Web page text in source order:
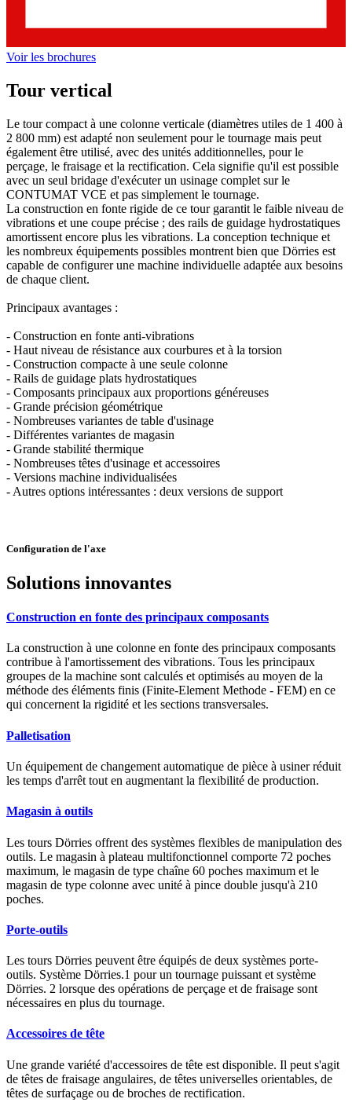
Voir les brochures
Tour vertical
Le tour compact à une colonne verticale (diamètres utiles de 1 400 à
2 800 mm) est adapté non seulement pour le tournage mais peut
également être utilisé, avec des unités additionnelles, pour le
perçage, le fraisage et la rectification. Cela signifie qu'il est possible
avec un seul bridage d'exécuter un usinage complet sur le
CONTUMAT VCE et pas simplement le tournage.
La construction en fonte rigide de ce tour garantit le faible niveau de
vibrations et une coupe précise ; des rails de guidage hydrostatiques
amortissent encore plus les vibrations. La conception technique et
les nombreux équipements possibles montrent bien que Dörries est
capable de configurer une machine individuelle adaptée aux besoins
de chaque client.
Principaux avantages :
- Construction en fonte anti-vibrations
- Haut niveau de résistance aux courbures et à la torsion
- Construction compacte à une seule colonne
- Rails de guidage plats hydrostatiques
- Composants principaux aux proportions généreuses
- Grande précision géométrique
- Nombreuses variantes de table d'usinage
- Différentes variantes de magasin
- Grande stabilité thermique
- Nombreuses têtes d'usinage et accessoires
- Versions machine individualisées
- Autres options intéressantes : deux versions de support
Configuration de l'axe
Solutions innovantes
Construction en fonte des principaux composants
La construction à une colonne en fonte des principaux composants
contribue à l'amortissement des vibrations. Tous les principaux
groupes de la machine sont calculés et optimisés au moyen de la
méthode des éléments finis (Finite-Element Methode - FEM) en ce
qui concernent la rigidité et les sections transversales.
Palletisation
Un équipement de changement automatique de pièce à usiner réduit
les temps d'arrêt tout en augmentant la flexibilité de production.
Magasin à outils
Les tours Dörries offrent des systèmes flexibles de manipulation des
outils. Le magasin à plateau multifonctionnel comporte 72 poches
maximum, le magasin de type chaîne 60 poches maximum et le
magasin de type colonne avec unité à pince double jusqu'à 210
poches.
Porte-outils
Les tours Dörries peuvent être équipés de deux systèmes porte-
outils. Système Dörries.1 pour un tournage puissant et système
Dörries. 2 lorsque des opérations de perçage et de fraisage sont
nécessaires en plus du tournage.
Accessoires de tête
Une grande variété d'accessoires de tête est disponible. Il peut s'agit
de têtes de fraisage angulaires, de têtes universelles orientables, de
têtes de surfaçage ou de broches de rectification.